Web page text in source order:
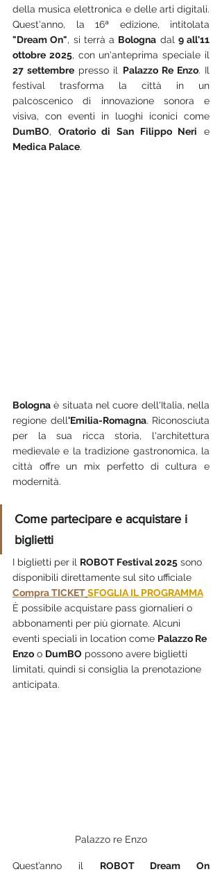
della musica elettronica e delle arti digitali.
"Dream On", si terrà a Bologna dal 9 all'11
ottobre 2025
27 settembre presso il Palazzo Re Enzo. Il
festival trasforma la città in un
palcoscenico di innovazione sonora e
DumBO, Oratorio di San Filippo Neri
Medica Palace.
Bologna è situata nel cuore dell'Italia, nella
regione dell'Emilia-Romagna. Riconosciuta
per la sua ricca storia, l'architettura
medievale e la tradizione gastronomica, la
città offre un mix perfetto di cultura e
modernità.
Come partecipare e acquistare i
biglietti
I biglietti per il ROBOT Festival 2025 sono
disponibili direttamente sul sito ufficiale
Compra TICKETSFOGLIA IL PROGRAMMA
È possibile acquistare pass giornalieri o
abbonamenti per più giornate. Alcuni
eventi speciali in location come Palazzo Re
Enzo o DumBO possono avere biglietti
limitati, quindi si consiglia la prenotazione
anticipata.
Palazzo re Enzo
Quest’anno il ROBOT Dream On